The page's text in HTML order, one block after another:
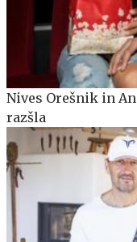
Nives Orešnik in
razšla